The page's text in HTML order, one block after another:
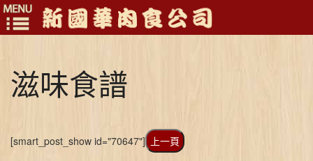
滋味食譜
[smart_post_show id="70647"] 上一頁